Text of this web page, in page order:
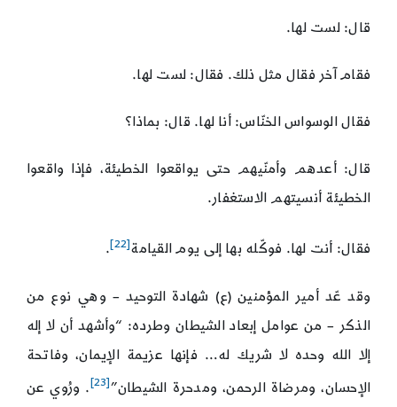
قال: لست لها.
فقام آخر فقال مثل ذلك. فقال: لست لها.
فقال الوسواس الخنّاس: أنا لها. قال: بماذا؟
قال: أعدهم وأمنّيهم حتى يواقعوا الخطيئة، فإذا واقعوا
الخطيئة أنسيتهم الاستغفار.
فقال: أنت لها. فوكّله بها إلى يوم القيامة[22]
.
وقد عّد أمير المؤمنين (ع) شهادة التوحيد – وهي نوع من
الذكر – من عوامل إبعاد الشيطان وطرده: “وأشهد أن لا إله
إلا الله وحده لا شريك له… فإنها عزيمة الإيمان، وفاتحة
الإحسان، ومرضاة الرحمن، ومدحرة الشيطان”[23]
. ورُوي عن